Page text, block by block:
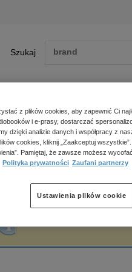
Szukaj
polityka, społeczno-
psychologiczne
popularno-naukowe
historia
główna I.W. Sawieliew
Sawieliew
z plików cookies, aby zapewnić Ci
i e-prasy, dostarczać
dzięki analizie danych i współpracy z
cookies, kliknij „Zaakceptuj
Pamiętaj, że zawsze możesz
Polityka prywatności Zaufani partnerzy
Ustawienia plików cookie